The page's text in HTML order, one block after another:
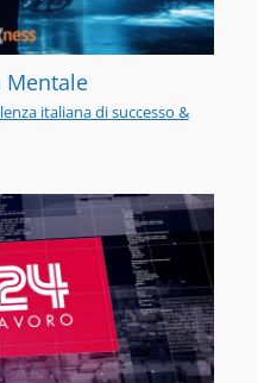
Mentale
italiana di successo &